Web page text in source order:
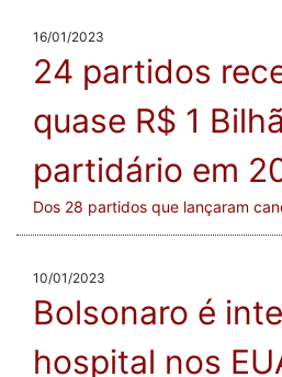
16/01/2023
24 partidos
quase R$ 1
partidário em
Dos 28 partidos que lançaram
10/01/2023
Bolsonaro é
hospital nos